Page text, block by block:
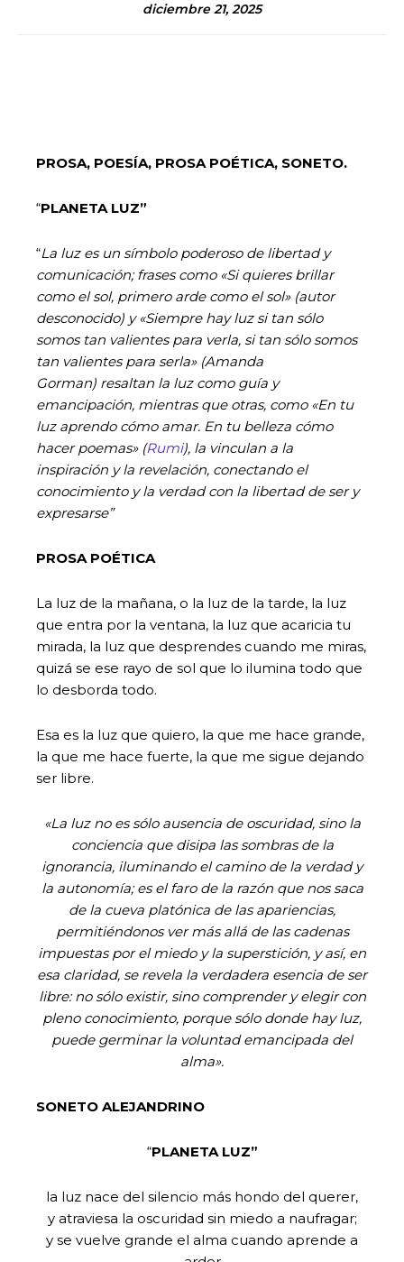
diciembre 21, 2025
PROSA, POESÍA, PROSA POÉTICA, SONETO.
“PLANETA LUZ”
“La luz es un símbolo poderoso de libertad y
comunicación; frases como «Si quieres brillar
como el sol, primero arde como el sol» (autor
desconocido) y «Siempre hay luz si tan sólo
somos tan valientes para verla, si tan sólo somos
tan valientes para serla» (Amanda
Gorman) resaltan la luz como guía y
emancipación, mientras que otras, como «En tu
luz aprendo cómo amar. En tu belleza cómo
hacer poemas» (Rumi), la vinculan a la
inspiración y la revelación, conectando el
conocimiento y la verdad con la libertad de ser y
expresarse”
PROSA POÉTICA
La luz de la mañana, o la luz de la tarde, la luz
que entra por la ventana, la luz que acaricia tu
mirada, la luz que desprendes cuando me miras,
quizá se ese rayo de sol que lo ilumina todo que
lo desborda todo.
Esa es la luz que quiero, la que me hace grande,
la que me hace fuerte, la que me sigue dejando
ser libre.
«La luz no es sólo ausencia de oscuridad, sino la
conciencia que disipa las sombras de la
ignorancia, iluminando el camino de la verdad y
la autonomía; es el faro de la razón que nos saca
de la cueva platónica de las apariencias,
permitiéndonos ver más allá de las cadenas
impuestas por el miedo y la superstición, y así, en
esa claridad, se revela la verdadera esencia de ser
libre: no sólo existir, sino comprender y elegir con
pleno conocimiento, porque sólo donde hay luz,
puede germinar la voluntad emancipada del
alma».
SONETO ALEJANDRINO
“PLANETA LUZ”
la luz nace del silencio más hondo del querer,
y atraviesa la oscuridad sin miedo a naufragar;
y se vuelve grande el alma cuando aprende a